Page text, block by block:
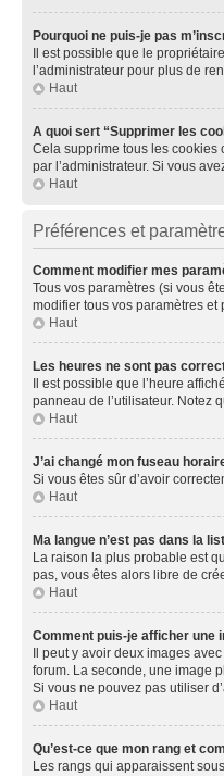
Pourquoi ne puis-je pas
Il est possible que le
l’administrateur pour plus de
Haut
A quoi sert “Supprimer les
Cela supprime tous les cookies
par l’administrateur. Si vous
Haut
Préférences et
Comment modifier mes
Tous vos paramètres (si vous
modifier tous vos paramètres et
Haut
Les heures ne sont pas
Il est possible que l’heure
panneau de l’utilisateur. Notez
Haut
J’ai changé mon fuseau
Si vous êtes sûr d’avoir
Haut
Ma langue n’est pas dans la
La raison la plus probable est
pas, vous êtes alors libre de
Haut
Comment puis-je afficher une
Il peut y avoir deux images
forum. La seconde, une image
Si vous ne pouvez pas utiliser
Haut
Qu’est-ce que mon rang et
Les rangs qui apparaissent